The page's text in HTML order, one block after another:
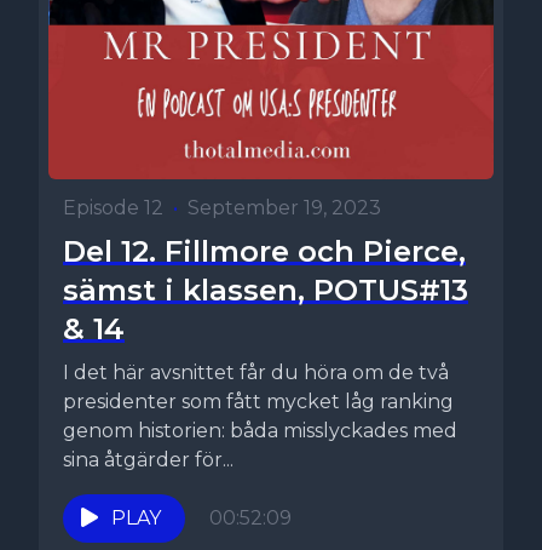
Episode 12 • September 19, 2023
Del 12. Fillmore och Pierce,
sämst i klassen, POTUS#13
& 14
I det här avsnittet får du höra om de två
presidenter som fått mycket låg ranking
genom historien: båda misslyckades med
sina åtgärder för...
PLAY 00:52:09